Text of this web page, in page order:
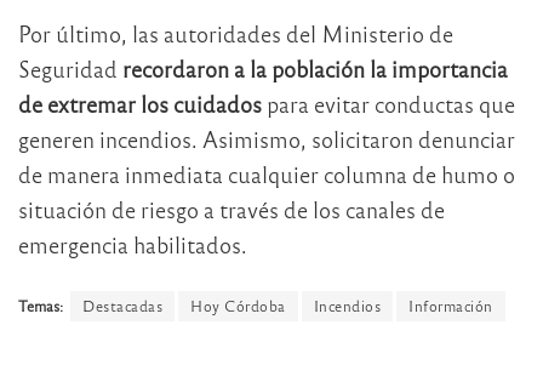
Por último, las autoridades del Ministerio de
Seguridad recordaron a la población la importancia
de extremar los cuidados para evitar conductas que
generen incendios. Asimismo, solicitaron denunciar
de manera inmediata cualquier columna de humo o
situación de riesgo a través de los canales de
emergencia habilitados.
Temas: Destacadas Hoy Córdoba Incendios Información